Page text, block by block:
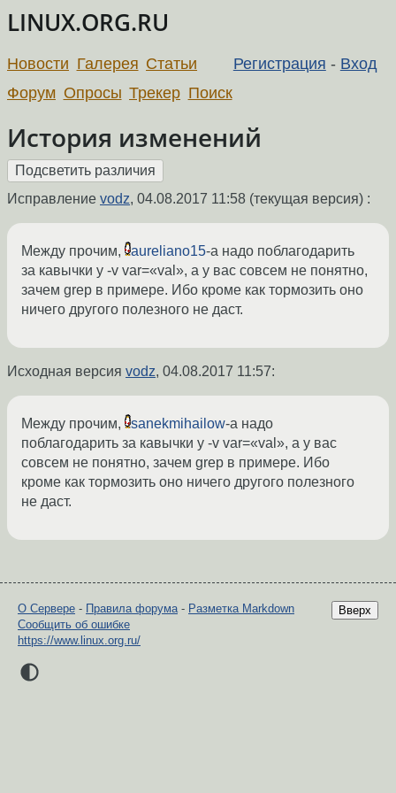
LINUX.ORG.RU
Регистрация - Вход
Новости Галерея Статьи
Форум Опросы Трекер Поиск
История изменений
Исправление vodz, 04.08.2017 11:58 (текущая версия) :
Между прочим, aureliano15-а надо поблагодарить
за кавычки у -v var=«val», а у вас совсем не понятно,
зачем grep в примере. Ибо кроме как тормозить оно
ничего другого полезного не даст.
Исходная версия vodz, 04.08.2017 11:57:
Между прочим, sanekmihailow-а надо
поблагодарить за кавычки у -v var=«val», а у вас
совсем не понятно, зачем grep в примере. Ибо
кроме как тормозить оно ничего другого полезного
не даст.
Вверх
О Сервере - Правила форума- Разметка Markdown
Сообщить об ошибке
https://www.linux.org.ru/